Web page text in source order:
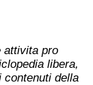
attivita pro
libera,
contenuti della